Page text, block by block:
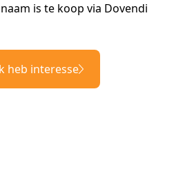
is te koop via Dovendi
heb interesse